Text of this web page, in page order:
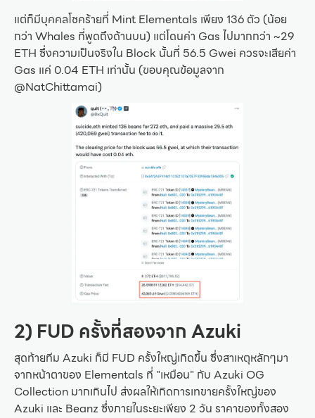
แต่ก็มีบุคคลโชคร้ายที่ Mint Elementals เพียง 136 ตัว (น้อย
กว่า Whales ที่พูดถึงด้านบน) แต่โดนค่า Gas ไปมากกว่า ~29
ETH ซึ่งความเป็นจริงใน Block นั้นที่ 56.5 Gwei ควรจะเสียค่า
Gas แค่ 0.04 ETH เท่านั้น (ขอบคุณข้อมูลจาก
@NatChittamai)
2) FUD ครั้งที่สองจาก Azuki
สุดท้ายทีม Azuki ก็มี FUD ครั้งใหญ่เกิดขึ้น ซึ่งสาเหตุหลักๆมา
จากหน้าตาของ Elementals ที่ "เหมือน" กับ Azuki OG
Collection มากเกินไป ส่งผลให้เกิดการเทขายครั้งใหญ่ของ
Azuki และ Beanz ซึ่งภายในระยะเพียง 2 วัน ราคาของทั้งสอง